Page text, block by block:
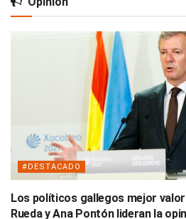
#DESTACADO
Los políticos gallegos mejor
Rueda y Ana Pontón lideran la